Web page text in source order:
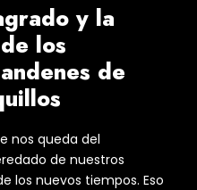
y la
los
de
nos queda del
de nuestros
los nuevos tiempos. Eso